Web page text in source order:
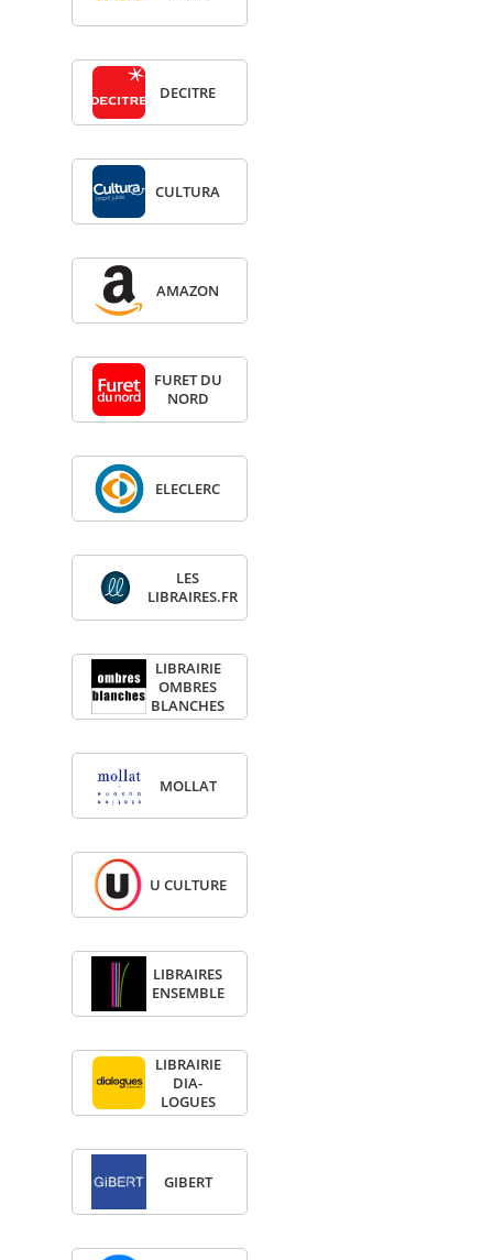
DECITRE
CULTURA
AMA­ZON
FURET DU
NORD
ELE­CLERC
LES
LIBRAIRES.FR
LIBRAI­RIE
OMBRES
BLANCHES
MOL­LAT
U CULTURE
LIBRAIRES
ENSEMBLE
LIBRAI­RIE
DIA­
LOGUES
GIBERT